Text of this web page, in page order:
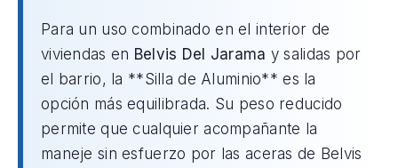
Para un uso combinado en el interior de
viviendas en Belvis Del Jarama y salidas por
el barrio, la **Silla de Aluminio** es la
opción más equilibrada. Su peso reducido
permite que cualquier acompañante la
maneje sin esfuerzo por las aceras de Belvis